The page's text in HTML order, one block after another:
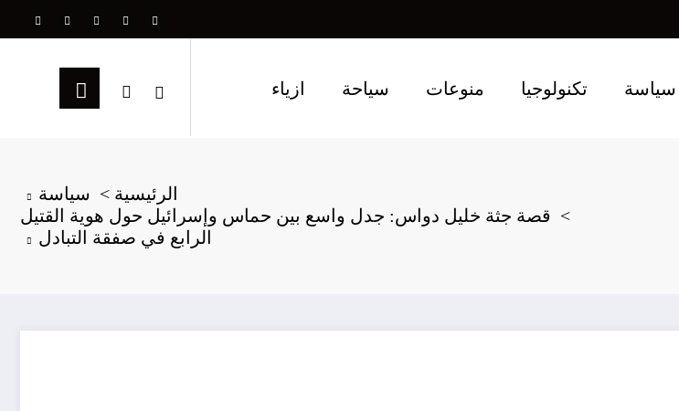
سياسة تكنولوجيا منوعات سياحة ازياء
الرئيسية
سياسة
قصة جثة خليل دواس: جدل واسع بين حماس وإسرائيل حول هوية القتيل
الرابع في صفقة التبادل